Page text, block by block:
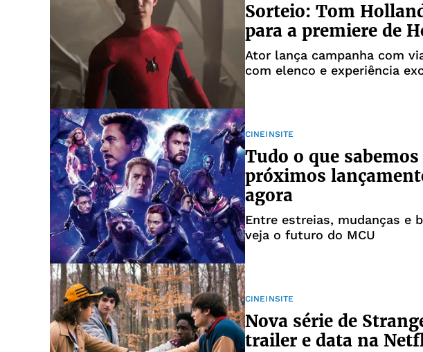
Sorteio: Tom
para a premiere de
Ator lança campanha com
com elenco e experiência
CINEINSITE
Tudo o que
próximos
agora
Entre estreias, mudanças e
veja o futuro do MCU
CINEINSITE
Nova série de
trailer e data na